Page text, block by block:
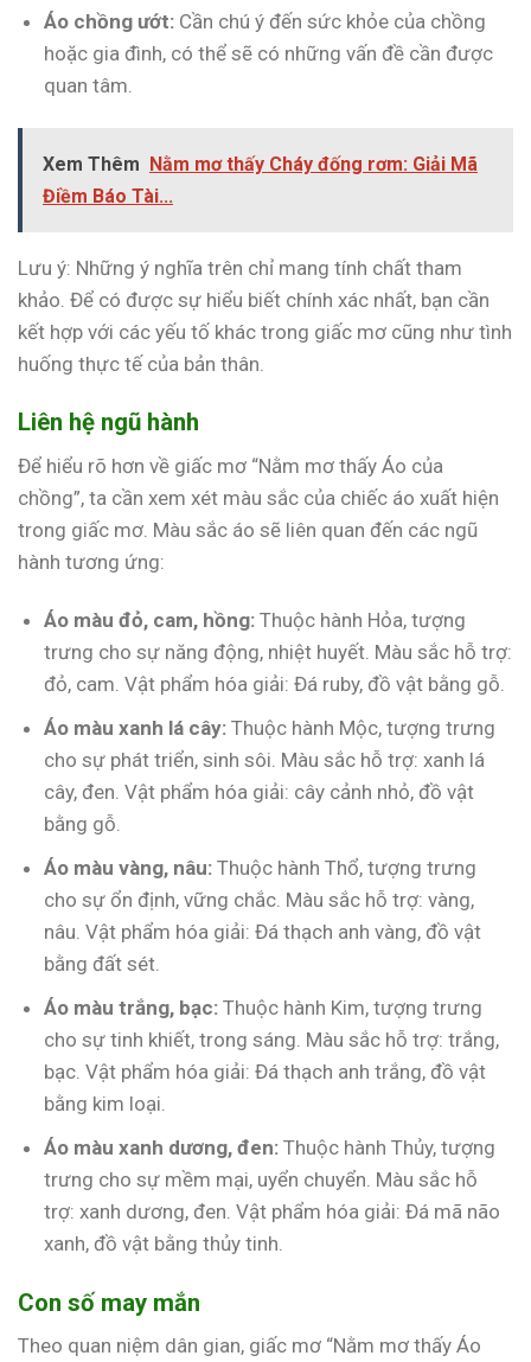
Áo chồng ướt: Cần chú ý đến sức khỏe của chồng
hoặc gia đình, có thể sẽ có những vấn đề cần được
quan tâm.
Xem Thêm
Nằm mơ thấy Cháy đống rơm: Giải Mã
Điềm Báo Tài...
Lưu ý: Những ý nghĩa trên chỉ mang tính chất tham
khảo. Để có được sự hiểu biết chính xác nhất, bạn cần
kết hợp với các yếu tố khác trong giấc mơ cũng như tình
huống thực tế của bản thân.
Liên hệ ngũ hành
Để hiểu rõ hơn về giấc mơ “Nằm mơ thấy Áo của
chồng”, ta cần xem xét màu sắc của chiếc áo xuất hiện
trong giấc mơ. Màu sắc áo sẽ liên quan đến các ngũ
hành tương ứng:
Áo màu đỏ, cam, hồng: Thuộc hành Hỏa, tượng
trưng cho sự năng động, nhiệt huyết. Màu sắc hỗ trợ:
đỏ, cam. Vật phẩm hóa giải: Đá ruby, đồ vật bằng gỗ.
Áo màu xanh lá cây: Thuộc hành Mộc, tượng trưng
cho sự phát triển, sinh sôi. Màu sắc hỗ trợ: xanh lá
cây, đen. Vật phẩm hóa giải: cây cảnh nhỏ, đồ vật
bằng gỗ.
Áo màu vàng, nâu: Thuộc hành Thổ, tượng trưng
cho sự ổn định, vững chắc. Màu sắc hỗ trợ: vàng,
nâu. Vật phẩm hóa giải: Đá thạch anh vàng, đồ vật
bằng đất sét.
Áo màu trắng, bạc: Thuộc hành Kim, tượng trưng
cho sự tinh khiết, trong sáng. Màu sắc hỗ trợ: trắng,
bạc. Vật phẩm hóa giải: Đá thạch anh trắng, đồ vật
bằng kim loại.
Áo màu xanh dương, đen: Thuộc hành Thủy, tượng
trưng cho sự mềm mại, uyển chuyển. Màu sắc hỗ
trợ: xanh dương, đen. Vật phẩm hóa giải: Đá mã não
xanh, đồ vật bằng thủy tinh.
Con số may mắn
Theo quan niệm dân gian, giấc mơ “Nằm mơ thấy Áo